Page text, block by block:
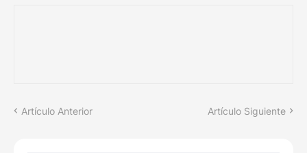
Artículo Anterior Artículo Siguiente